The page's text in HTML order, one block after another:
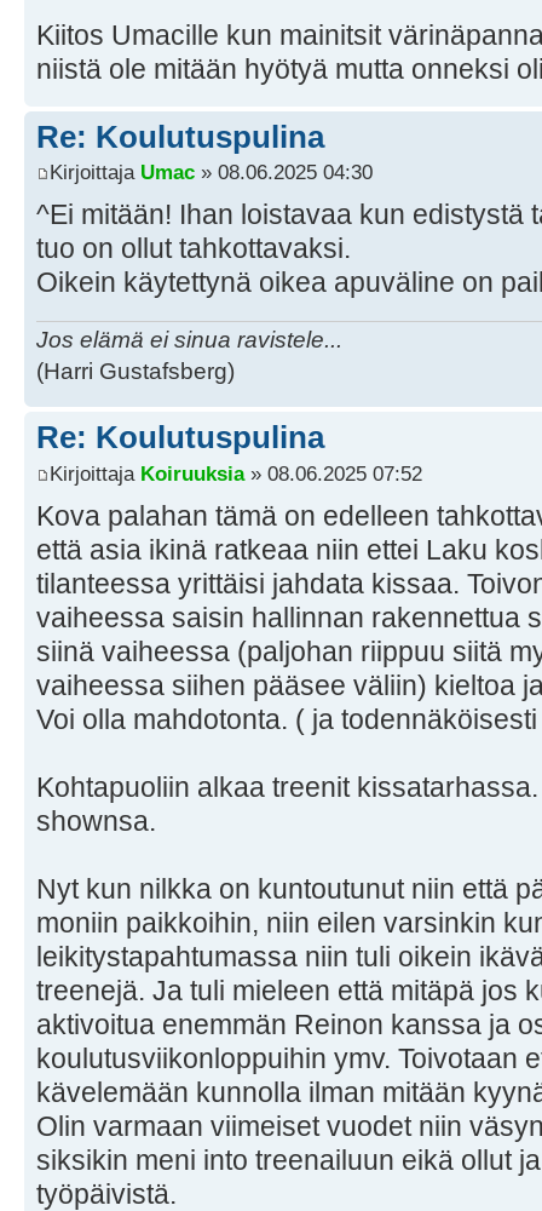
Kiitos Umacille kun mainitsit
niistä ole mitään hyötyä mutta onneksi
Re: Koulutuspulina
Kirjoittaja Umac » 08.06.2025 04:30
^Ei mitään! Ihan loistavaa kun edistystä
tuo on ollut tahkottavaksi.
Oikein käytettynä oikea apuväline on
Jos elämä ei sinua ravistele...
(Harri Gustafsberg)
Re: Koulutuspulina
Kirjoittaja Koiruuksia» 08.06.2025 07:52
Kova palahan tämä on edelleen
että asia ikinä ratkeaa niin ettei Laku
tilanteessa yrittäisi jahdata kissaa.
vaiheessa saisin hallinnan rakennettua
siinä vaiheessa (paljohan riippuu siitä
vaiheessa siihen pääsee väliin) kieltoa
Voi olla mahdotonta. ( ja
Kohtapuoliin alkaa treenit
shownsa.
Nyt kun nilkka on kuntoutunut niin että
moniin paikkoihin, niin eilen varsinkin
leikitystapahtumassa niin tuli oikein
treenejä. Ja tuli mieleen että mitäpä jos
aktivoitua enemmän Reinon kanssa ja
koulutusviikonloppuihin ymv. Toivotaan
kävelemään kunnolla ilman mitään
Olin varmaan viimeiset vuodet niin
siksikin meni into treenailuun eikä ollut
työpäivistä.